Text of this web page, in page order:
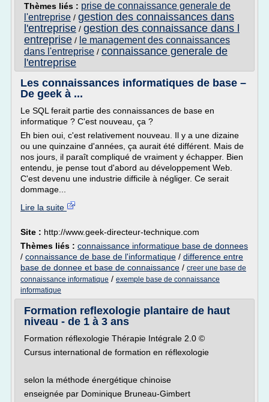
Thèmes liés : prise de connaissance generale de
l'entreprise / gestion des connaissances dans
l'entreprise / gestion des connaissance dans l
entreprise / le management des connaissances
dans l'entreprise / connaissance generale de
l'entreprise
Les connaissances informatiques de base –
De geek à ...
Le SQL ferait partie des connaissances de base en
informatique ? C'est nouveau, ça ?
Eh bien oui, c'est relativement nouveau. Il y a une dizaine
ou une quinzaine d'années, ça aurait été différent. Mais de
nos jours, il paraît compliqué de vraiment y échapper. Bien
entendu, je pense tout d'abord au développement Web.
C'est devenu une industrie difficile à négliger. Ce serait
dommage...
Lire la suite
Site : http://www.geek-directeur-technique.com
Thèmes liés : connaissance informatique base de donnees
/ connaissance de base de l'informatique / difference entre
base de donnee et base de connaissance / creer une base de
connaissance informatique / exemple base de connaissance
informatique
Formation reflexologie plantaire de haut
niveau - de 1 à 3 ans
Formation réflexologie Thérapie Intégrale 2.0 ©
Cursus international de formation en réflexologie
selon la méthode énergétique chinoise
enseignée par Dominique Bruneau-Gimbert